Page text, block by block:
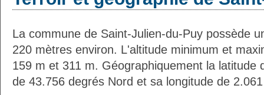
La commune de Saint-Julien-du-Puy possède
220 mètres environ. L'altitude minimum et
159 m et 311 m. Géographiquement la latitude
de 43.756 degrés Nord et sa longitude de